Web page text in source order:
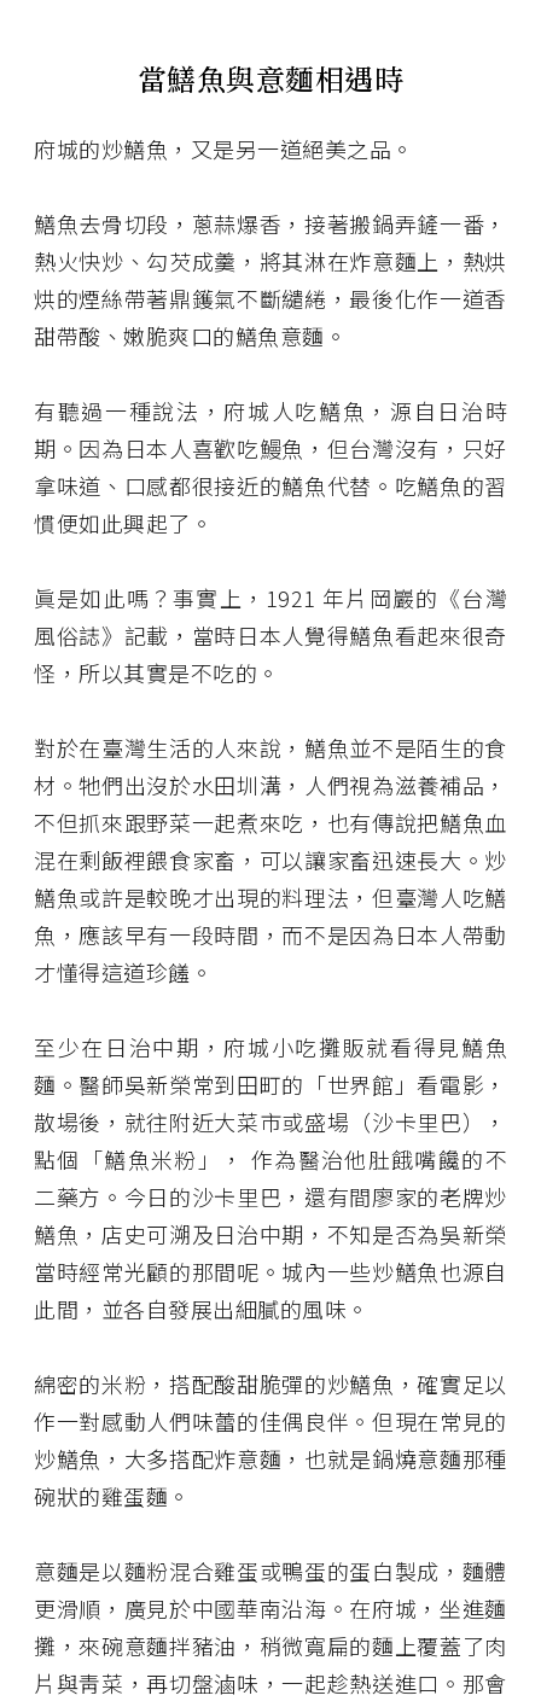
當鱔魚與意麵相遇時
府城的炒鱔魚，又是另一道絕美之品。
鱔魚去骨切段，蔥蒜爆香，接著搬鍋弄鏟一番，
熱火快炒、勾芡成羹，將其淋在炸意麵上，熱烘
烘的煙絲帶著鼎鑊氣不斷繾綣，最後化作一道香
甜帶酸、嫩脆爽口的鱔魚意麵。
有聽過一種說法，府城人吃鱔魚，源自日治時
期。因為日本人喜歡吃鰻魚，但台灣沒有，只好
拿味道、口感都很接近的鱔魚代替。吃鱔魚的習
慣便如此興起了。
眞是如此嗎？事實上，1921 年片岡巖的《台灣
風俗誌》記載，當時日本人覺得鱔魚看起來很奇
怪，所以其實是不吃的。
對於在臺灣生活的人來說，鱔魚並不是陌生的食
材。牠們出沒於水田圳溝，人們視為滋養補品，
不但抓來跟野菜一起煮來吃，也有傳說把鱔魚血
混在剩飯裡餵食家畜，可以讓家畜迅速長大。炒
鱔魚或許是較晚才出現的料理法，但臺灣人吃鱔
魚，應該早有一段時間，而不是因為日本人帶動
才懂得這道珍饈。
至少在日治中期，府城小吃攤販就看得見鱔魚
麵。醫師吳新榮常到田町的「世界館」看電影，
散場後，就往附近大菜市或盛場（沙卡里巴），
點個「鱔魚米粉」， 作為醫治他肚餓嘴饞的不
二藥方。今日的沙卡里巴，還有間廖家的老牌炒
鱔魚，店史可溯及日治中期，不知是否為吳新榮
當時經常光顧的那間呢。城內一些炒鱔魚也源自
此間，並各自發展出細膩的風味。
綿密的米粉，搭配酸甜脆彈的炒鱔魚，確實足以
作一對感動人們味蕾的佳偶良伴。但現在常見的
炒鱔魚，大多搭配炸意麵，也就是鍋燒意麵那種
碗狀的雞蛋麵。
意麵是以麵粉混合雞蛋或鴨蛋的蛋白製成，麵體
更滑順，廣見於中國華南沿海。在府城，坐進麵
攤，來碗意麵拌豬油，稍微寬扁的麵上覆蓋了肉
片與靑菜，再切盤滷味，一起趁熱送進口。那會